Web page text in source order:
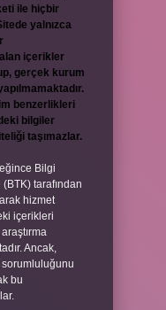
ile hiçbir
yalnızca
içerikler
gerçek kurum
benzerlikleri
bilgiler
taşımazlar.
Bilgi
tarafından
hizmet
içerikleri
Ancak,
sorumluluğunu
bu